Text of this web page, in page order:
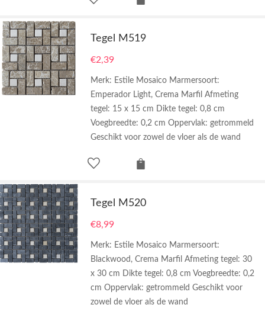
Tegel M519
€2,39
Merk: Estile Mosaico Marmersoort:
Emperador Light, Crema Marfil Afmeting
tegel: 15 x 15 cm Dikte tegel: 0,8 cm
Voegbreedte: 0,2 cm Oppervlak: getrommeld
Geschikt voor zowel de vloer als de wand
Tegel M520
€8,99
Merk: Estile Mosaico Marmersoort:
Blackwood, Crema Marfil Afmeting tegel: 30
x 30 cm Dikte tegel: 0,8 cm Voegbreedte: 0,2
cm Oppervlak: getrommeld Geschikt voor
zowel de vloer als de wand